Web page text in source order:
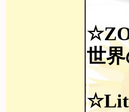
世